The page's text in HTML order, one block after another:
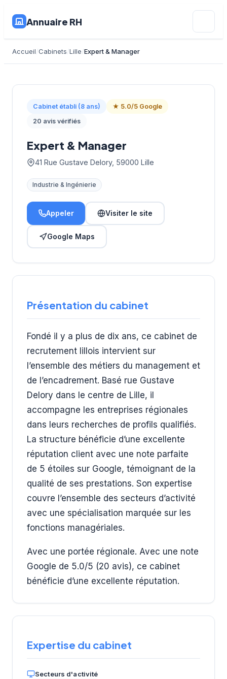
Annuaire RH
Accueil Cabinets Lille Expert & Manager
Cabinet établi (8 ans)
★ 5.0/5 Google
20 avis vérifiés
Expert & Manager
41 Rue Gustave Delory, 59000 Lille
Industrie & Ingénierie
Appeler Visiter le site
Google Maps
Présentation du cabinet
Fondé il y a plus de dix ans, ce cabinet de
recrutement lillois intervient sur
l’ensemble des métiers du management et
de l’encadrement. Basé rue Gustave
Delory dans le centre de Lille, il
accompagne les entreprises régionales
dans leurs recherches de profils qualifiés.
La structure bénéficie d’une excellente
réputation client avec une note parfaite
de 5 étoiles sur Google, témoignant de la
qualité de ses prestations. Son expertise
couvre l’ensemble des secteurs d’activité
avec une spécialisation marquée sur les
fonctions managériales.
Avec une portée régionale. Avec une note
Google de 5.0/5 (20 avis), ce cabinet
bénéficie d’une excellente réputation.
Expertise du cabinet
Secteurs d'activité